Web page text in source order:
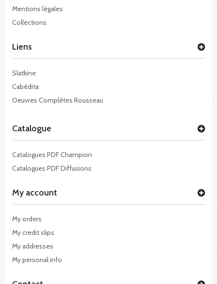
Mentions légales
Collections
Liens
Slatkine
Cabédita
Oeuvres Complètes Rousseau
Catalogue
Catalogues PDF Champion
Catalogues PDF Diffusions
My account
My orders
My credit slips
My addresses
My personal info